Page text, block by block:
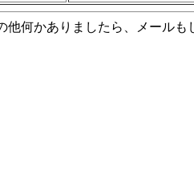
他何かありましたら、メール